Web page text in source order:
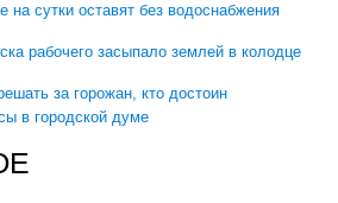
на сутки оставят без водоснабжения
рабочего засыпало землей в колодце
за горожан, кто достоин
в городской думе